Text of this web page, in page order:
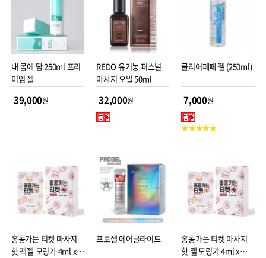
내 몸에 담 250ml 프리
미엄 젤
39,000원
REDO 유기농 퍼스널
마사지 오일 50ml
32,000원
클리어페페 젤 (250ml)
7,000원
고
홍콩가는 티켓 마사지
핫 팩젤 모링가 4ml x
프로젤 에어글라이드
홍콩가는 티켓 마사지
핫 젤 모링가 4ml x